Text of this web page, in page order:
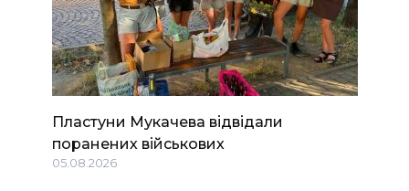
Пластуни Мукачева відвідали
поранених військових
05.08.2026